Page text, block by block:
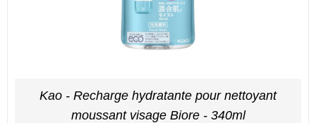
Kao - Recharge hydratante pour nettoyant
moussant visage Biore - 340ml